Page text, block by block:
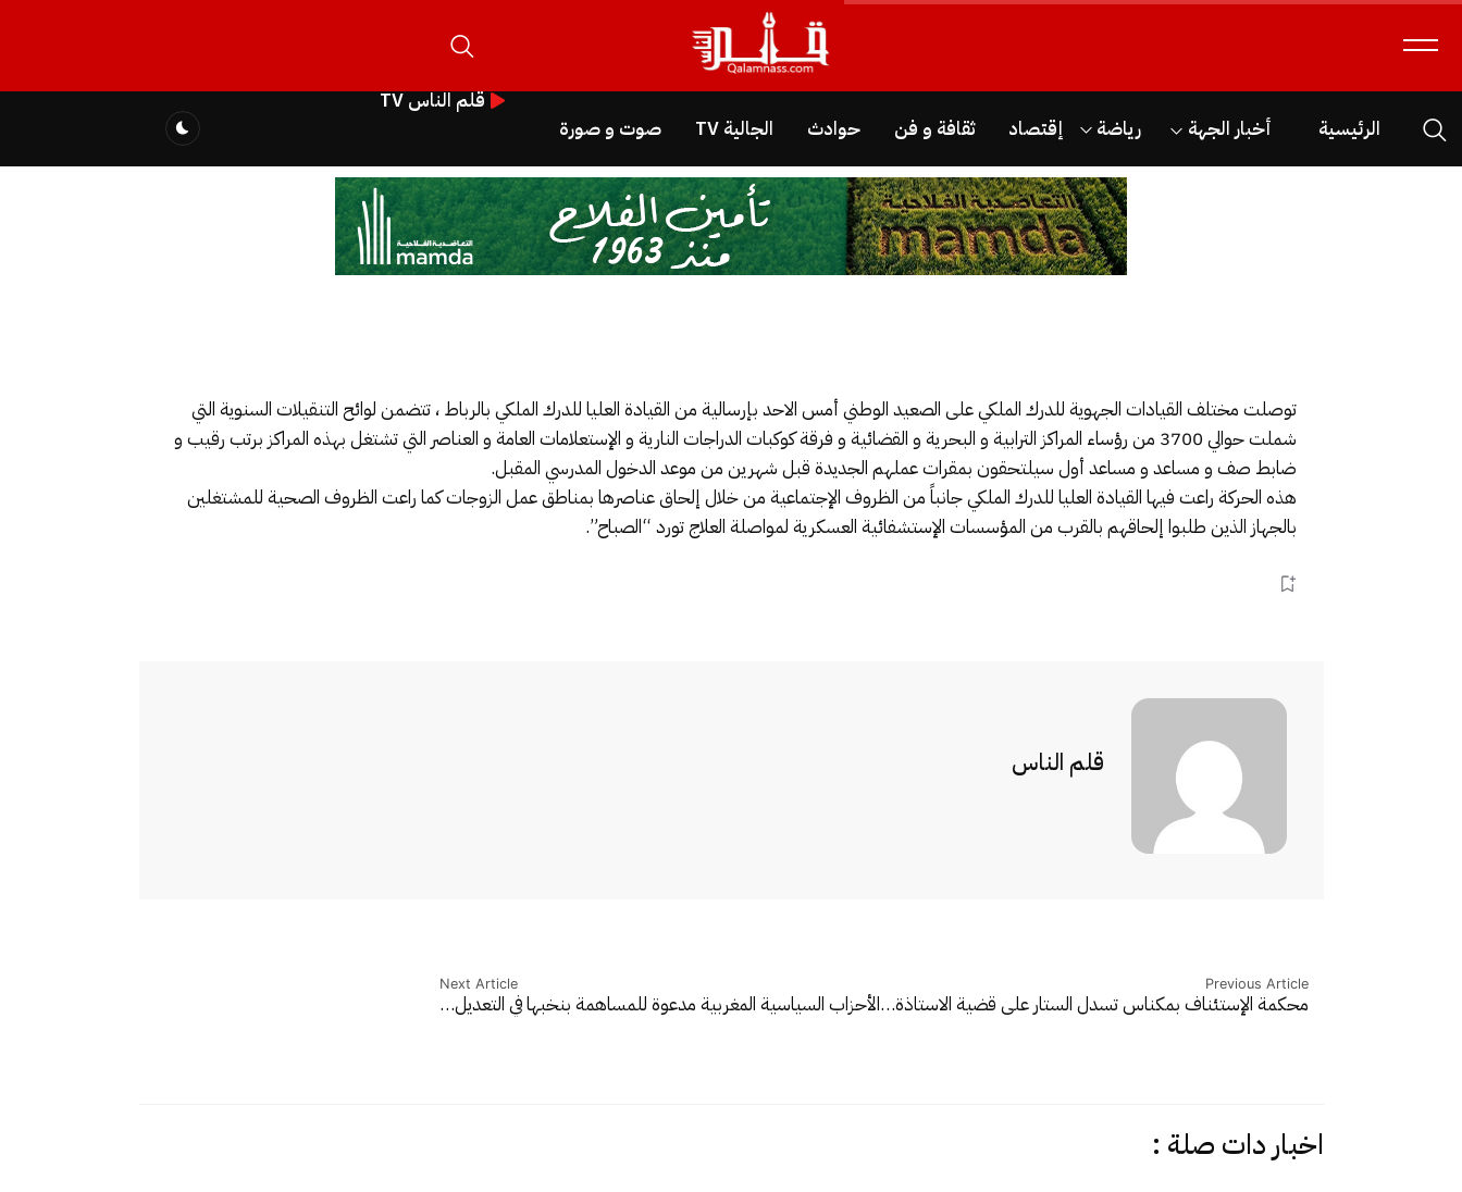
الرئيسية أخبار الجهة رياضة إقتصاد ثقافة و فن حوادث الجالية TV صوت و صورة
قلم الناس TV
توصلت مختلف القيادات الجهوية للدرك الملكي على الصعيد الوطني أمس الاحد بإرسالية من القيادة العليا للدرك الملكي بالرباط ، تتضمن لوائح التنقيلات السنوية التي
شملت حوالي 3700 من رؤساء المراكز الترابية و البحرية و القضائية و فرقة كوكبات الدراجات النارية و الإستعلامات العامة و العناصر التي تشتغل بهذه المراكز برتب رقيب و
ضابط صف و مساعد و مساعد أول سيلتحقون بمقرات عملهم الجديدة قبل شهرين من موعد الدخول المدرسي المقبل.
هذه الحركة راعت فيها القيادة العليا للدرك الملكي جانباً من الظروف الإجتماعية من خلال إلحاق عناصرها بمناطق عمل الزوجات كما راعت الظروف الصحية للمشتغلين
بالجهاز الذين طلبوا إلحاقهم بالقرب من المؤسسات الإستشفائية العسكرية لمواصلة العلاج تورد “الصباح”.
قلم الناس
Previous Article
محكمة الإستئناف بمكناس تسدل الستار على قضية الاستاذة…
Next Article
الأحزاب السياسية المغربية مدعوة للمساهمة بنخبها في التعديل…
اخبار دات صلة :